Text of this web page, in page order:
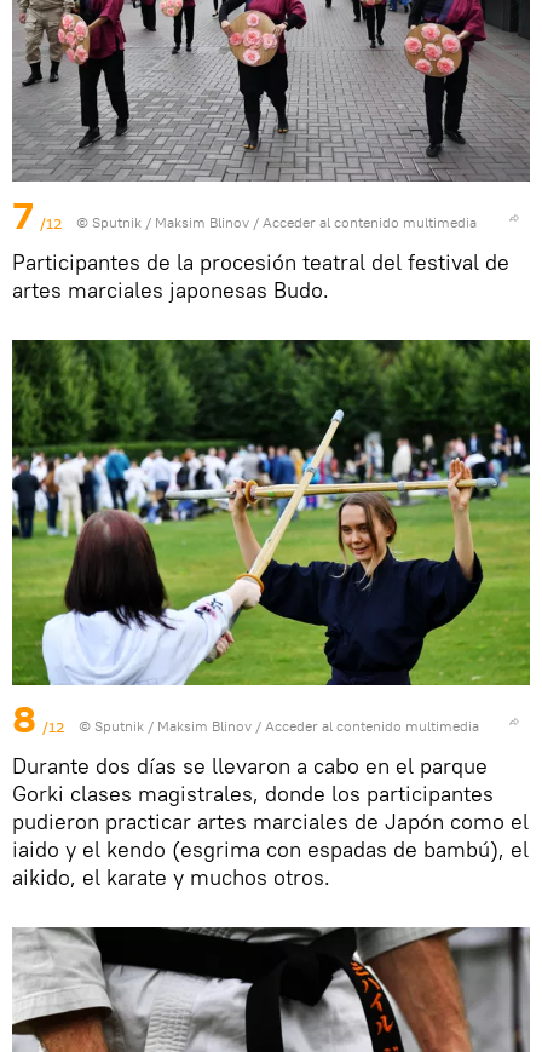
7 /12 © Sputnik / Maksim Blinov / Acceder al contenido multimedia
Participantes de la procesión teatral del festival de
artes marciales japonesas Budo.
8 /12 © Sputnik / Maksim Blinov / Acceder al contenido multimedia
Durante dos días se llevaron a cabo en el parque
Gorki clases magistrales, donde los participantes
pudieron practicar artes marciales de Japón como el
iaido y el kendo (esgrima con espadas de bambú), el
aikido, el karate y muchos otros.